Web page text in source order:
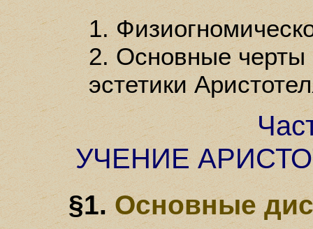
1.
2. Основные черты
эстетики
УЧЕНИЕ
§1.Основные